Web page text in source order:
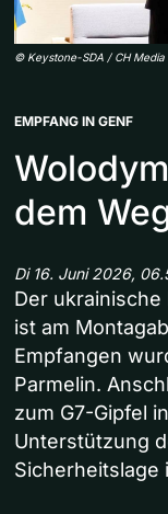
© Keystone-SDA / CH
EMPFANG IN GENF
dem
Di 16. Juni 2026,
Der
ist am
Empfangen
Parmelin.
zum G7-Gipfel
Unterstützung
Sicherheitslage